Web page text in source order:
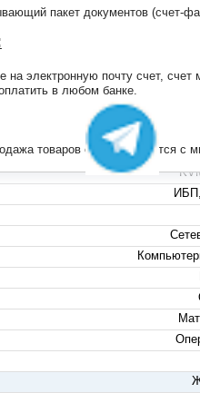
пакет документов (счет-
электронную почту счет,
в любом банке.
товаров осуществляется
+7